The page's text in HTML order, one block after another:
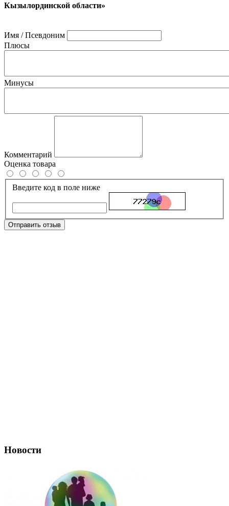
Кызылординской области»
Имя / Псевдоним
Плюсы
Минусы
Комментарий
Оценка товара
Введите код в поле ниже
Отправить отзыв
Новости